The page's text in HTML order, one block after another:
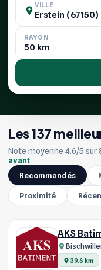
VILLE
RAYON
Les 137
Note moyenne 4.6/5 sur
avant
Recommandés
Proximité
AKS
39.6 km